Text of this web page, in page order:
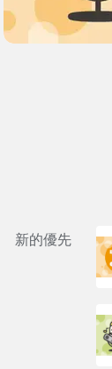
新的優先